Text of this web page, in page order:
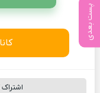
پست بعدی